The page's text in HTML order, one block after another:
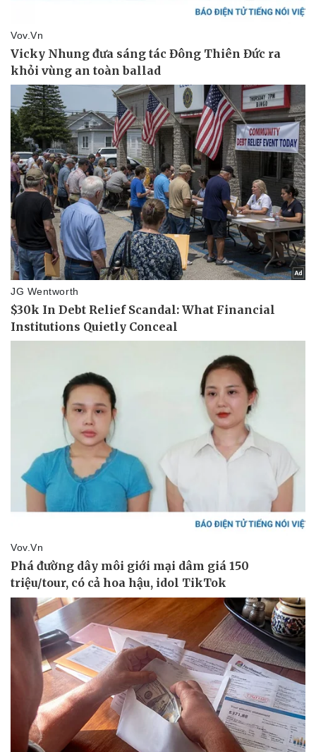
Cây thuốc
Sản phụ khoa
Nhi khoa
Nam khoa
Làm đẹp - giảm cân
Phòng mạch online
Ăn sạch sống khỏe
Blog
Tình yêu - Gia đình